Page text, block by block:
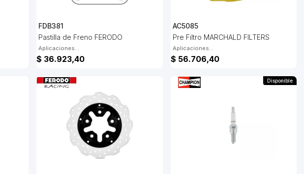
FDB381
Pastilla de Freno FERODO
Aplicaciones...
$ 36.923,40
AC5085
Pre Filtro MARCHALD FILTERS
Aplicaciones...
$ 56.706,40
Disponible